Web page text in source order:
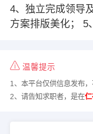
4、独立完成领导
方案排版美化； 5
温馨提示
1、本平台仅供信息发布
2、请告知求职者，是在仁